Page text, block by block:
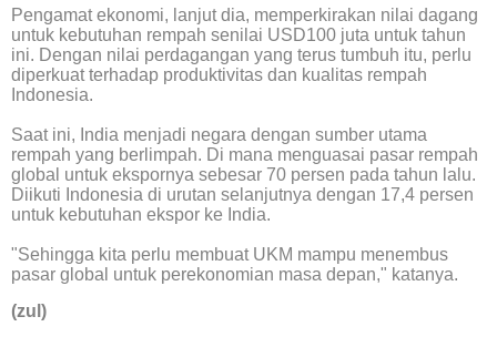
Pengamat ekonomi, lanjut dia, memperkirakan nilai dagang
untuk kebutuhan rempah senilai USD100 juta untuk tahun
ini. Dengan nilai perdagangan yang terus tumbuh itu, perlu
diperkuat terhadap produktivitas dan kualitas rempah
Indonesia.
Saat ini, India menjadi negara dengan sumber utama
rempah yang berlimpah. Di mana menguasai pasar rempah
global untuk ekspornya sebesar 70 persen pada tahun lalu.
Diikuti Indonesia di urutan selanjutnya dengan 17,4 persen
untuk kebutuhan ekspor ke India.
"Sehingga kita perlu membuat UKM mampu menembus
pasar global untuk perekonomian masa depan," katanya.
(zul)